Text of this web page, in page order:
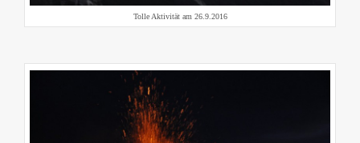
Tolle Aktivität am 26.9.2016